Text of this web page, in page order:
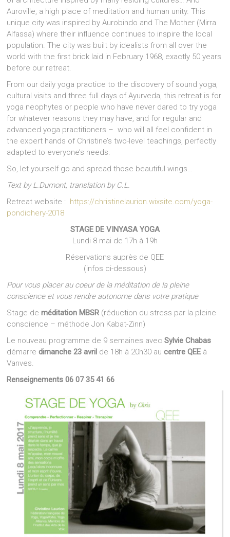
Auroville, a high place of meditation and human unity. This
unique city was inspired by Aurobindo and The Mother (Mirra
Alfassa) where their influence continues to inspire the local
population. The city was built by idealists from all over the
world with the first brick laid in February 1968, exactly 50 years
before our retreat.
From our daily yoga practice to the discovery of sound yoga,
cultural visits and three full days of Ayurveda, this retreat is for
yoga neophytes or people who have never dared to try yoga
for whatever reasons they may have, and for regular and
advanced yoga practitioners – who will all feel confident in
the expert hands of Christine’s two-level teachings, perfectly
adapted to everyone’s needs.
So, let yourself go and spread those beautiful wings…
Text by L.Dumont, translation by C.L.
Retreat website : https://christinelaurion.wixsite.com/yoga-
pondichery-2018
STAGE DE VINYASA YOGA
Lundi 8 mai de 17h à 19h
Réservations auprès de QEE
(infos ci-dessous)
Pour vous placer au coeur de la méditation de la pleine
conscience et vous rendre autonome dans votre pratique
Stage deméditation MBSR (réduction du stress par la pleine
conscience – méthode Jon Kabat-Zinn)
Le nouveau programme de 9 semaines avec Sylvie Chabas
démarredimanche 23 avril de 18h à 20h30 aucentre QEE à
Vanves.
Renseignements 06 07 35 41 66